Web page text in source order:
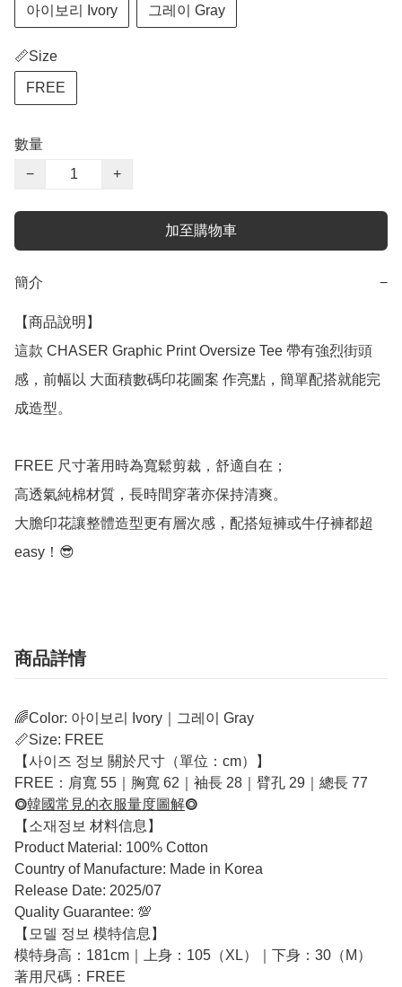
아이보리 Ivory 그레이 Gray
📏Size
FREE
數量
−
+
加至購物車
簡介 −
【商品說明】
這款 CHASER Graphic Print Oversize Tee 帶有強烈街頭
感，前幅以 大面積數碼印花圖案 作亮點，簡單配搭就能完
成造型。
FREE 尺寸著用時為寬鬆剪裁，舒適自在；
高透氣純棉材質，長時間穿著亦保持清爽。
大膽印花讓整體造型更有層次感，配搭短褲或牛仔褲都超
easy！😎
商品詳情
🌈Color: 아이보리 Ivory｜그레이 Gray
📏Size: FREE
【사이즈 정보 關於尺寸（單位：cm）】
FREE：肩寬 55｜胸寬 62｜袖長 28｜臂孔 29｜總長 77
⭗韓國常見的衣服量度圖解⭗
【소재정보 材料信息】
Product Material: 100% Cotton
Country of Manufacture: Made in Korea
Release Date: 2025/07
Quality Guarantee: 💯
【모델 정보 模特信息】
模特身高：181cm｜上身：105（XL）｜下身：30（M）
著用尺碼：FREE